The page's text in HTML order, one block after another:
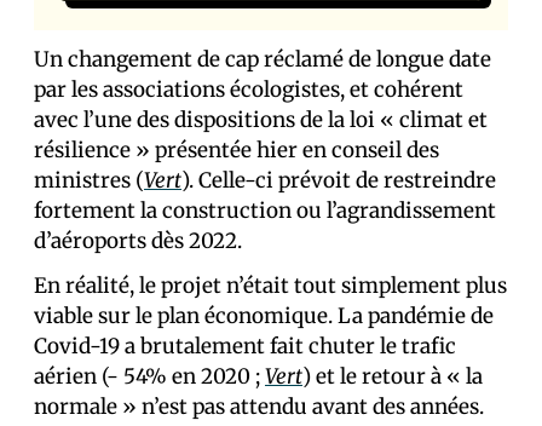
Un changement de cap réclamé de longue date
par les associations écologistes, et cohérent
avec l’une des dispositions de la loi « climat et
résilience » présentée hier en conseil des
ministres (Vert). Celle-ci prévoit de restreindre
fortement la construction ou l’agrandissement
d’aéroports dès 2022.
En réalité, le projet n’était tout simplement plus
viable sur le plan économique. La pandémie de
Covid-19 a brutalement fait chuter le trafic
aérien (- 54% en 2020 ;Vert) et le retour à « la
normale » n’est pas attendu avant des années.